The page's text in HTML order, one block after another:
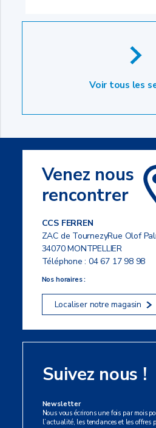
Voir tous les
Venez nous
rencontrer
CCS FERREN
ZAC de TournezyRue Olof
34070 MONTPELLIER
Téléphone :04 67 17 98 98
Nos horaires :
Localiser notre magasin
Suivez nous !
Newsletter
Nous vous écrirons une fois par mois
l’actualité, les tendances et les offres